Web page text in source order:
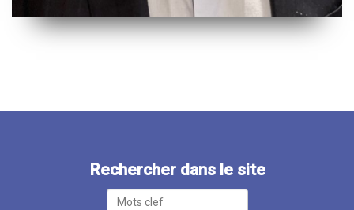
Rechercher dans le site